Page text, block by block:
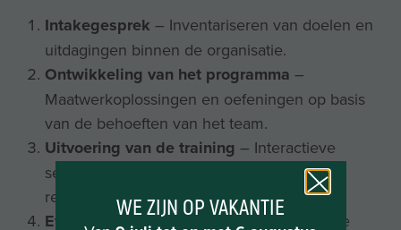
Intakegesprek – Inventariseren van doelen en
uitdagingen binnen de organisatie.
Ontwikkeling van het programma –
Maatwerkoplossingen en oefeningen op basis
van de behoeften van het team.
Uitvoering van de training – Interactieve
sessies, praktijkopdrachten en
reflectiemomenten.
Evaluatie en opvolging– Metingen van de
WE ZIJN OP VAKANTIE